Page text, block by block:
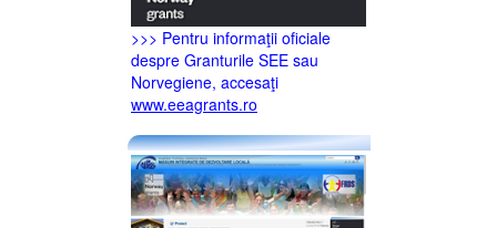
>>> Pentru informaţii oficiale
despre Granturile SEE sau
Norvegiene, accesaţi
www.eeagrants.ro